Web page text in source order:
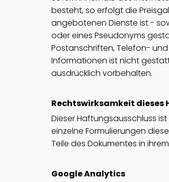
besteht, so erfolgt die
angebotenen Dienste ist -
oder eines Pseudonyms
Postanschriften, Telefon-
Informationen ist nicht
ausdrücklich vorbehalten.
Rechtswirksamkeit dieses
Dieser Haftungsausschluss
einzelne Formulierungen
Teile des Dokumentes in
Google Analytics